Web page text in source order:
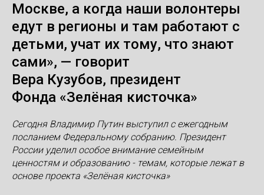
Москве, а когда наши волонтеры
едут в регионы и там работают с
детьми, учат их тому, что знают
сами», — говорит
Вера Кузубов, президент
Фонда «Зелёная кисточка»
Сегодня Владимир Путин выступил с ежегодным
посланием Федеральному собранию. Президент
России уделил особое внимание семейным
ценностям и образованию - темам, которые лежат в
основе проекта «Зелёная кисточка»